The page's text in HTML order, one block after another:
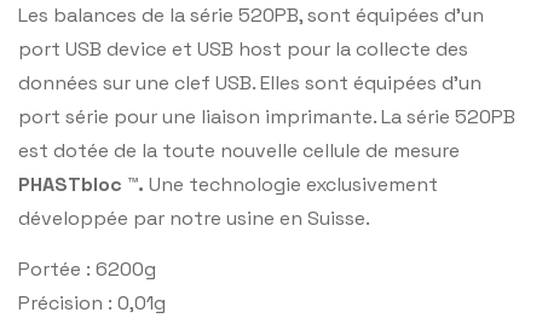
Les balances de la série 520PB, sont équipées d’un
port USB device et USB host pour la collecte des
données sur une clef USB. Elles sont équipées d’un
port série pour une liaison imprimante. La série 520PB
est dotée de la toute nouvelle cellule de mesure
PHASTbloc ™. Une technologie exclusivement
développée par notre usine en Suisse.
Portée : 6200g
Précision : 0,01g